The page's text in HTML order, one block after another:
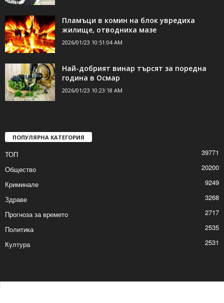
Пламъци в комин на блок увредиха
жилище, отводниха мазе
2026/01/23 10:51:04 AM
Най-добрият винар търсят за поредна
година в Осмар
2026/01/23 10:23:18 AM
ПОПУЛЯРНА КАТЕГОРИЯ
ТОП
39771
Общество
20200
Криминале
9249
Здраве
3268
Прогноза за времето
2717
Политика
2535
Култура
2531